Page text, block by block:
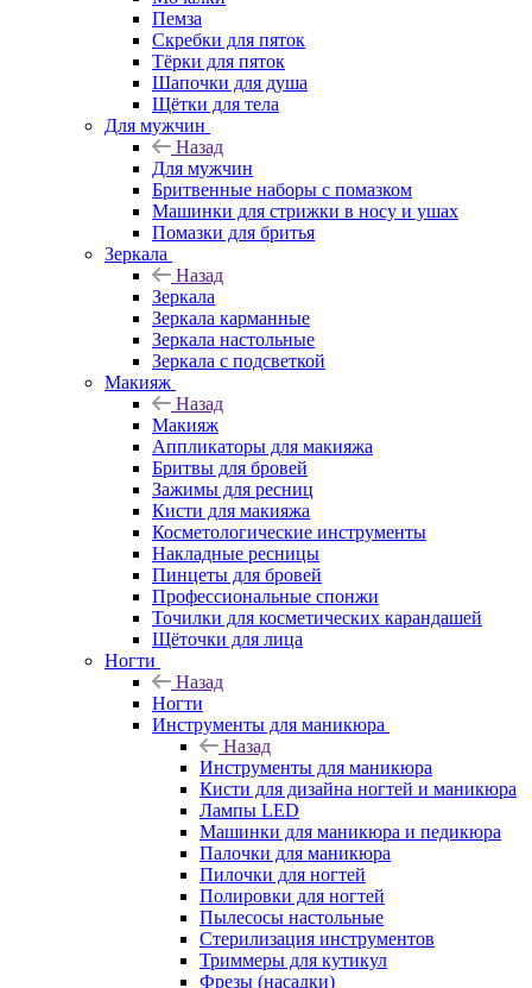
Пемза
Скребки для пяток
Тёрки для пяток
Шапочки для душа
Щётки для тела
Для мужчин
Назад
Для мужчин
Бритвенные наборы с помазком
Машинки для стрижки в носу и ушах
Помазки для бритья
Зеркала
Назад
Зеркала
Зеркала карманные
Зеркала настольные
Зеркала с подсветкой
Макияж
Назад
Макияж
Аппликаторы для макияжа
Бритвы для бровей
Зажимы для ресниц
Кисти для макияжа
Косметологические инструменты
Накладные ресницы
Пинцеты для бровей
Профессиональные спонжи
Точилки для косметических карандашей
Щёточки для лица
Ногти
Назад
Ногти
Инструменты для маникюра
Назад
Инструменты для маникюра
Кисти для дизайна ногтей и маникюра
Лампы LED
Машинки для маникюра и педикюра
Палочки для маникюра
Пилочки для ногтей
Полировки для ногтей
Пылесосы настольные
Стерилизация инструментов
Триммеры для кутикул
Фрезы (насадки)